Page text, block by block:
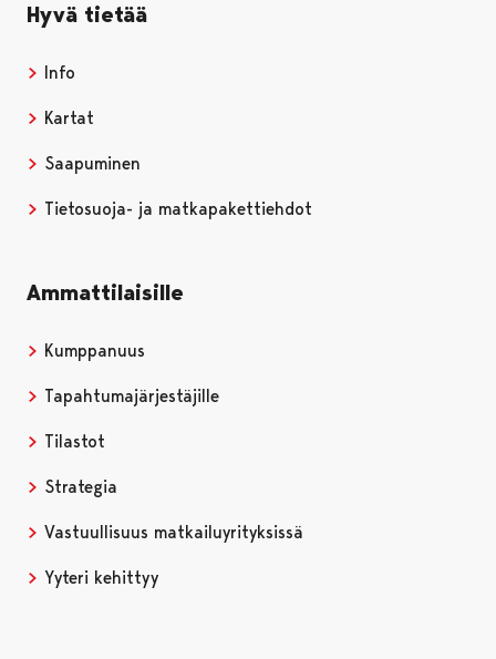
Hyvä tietää
Info
Kartat
Saapuminen
Tietosuoja- ja matkapakettiehdot
Ammattilaisille
Kumppanuus
Tapahtumajärjestäjille
Tilastot
Strategia
Vastuullisuus matkailuyrityksissä
Yyteri kehittyy